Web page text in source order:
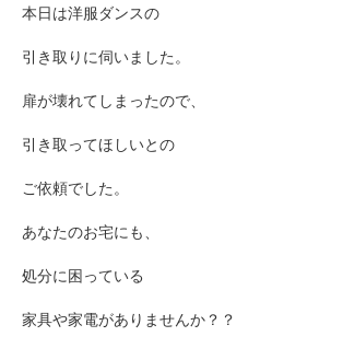
本日は洋服ダンスの
引き取りに伺いました。
扉が壊れてしまったので、
引き取ってほしいとの
ご依頼でした。
あなたのお宅にも、
処分に困っている
家具や家電がありませんか？？